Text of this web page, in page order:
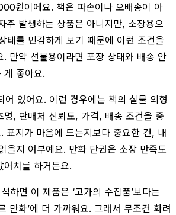
원이에요. 책은 파손이나 오배송이 아
주 발생하는 상품은 아니지만, 소장용으
태를 민감하게 보기 때문에 이런 조건을
. 만약 선물용이라면 포장 상태와 배송 안
게 좋아요.
어 있어요. 이런 경우에는 책의 실물 외형
명, 판매처 신뢰도, 가격, 배송 조건을 중
표지가 마음에 드는지보다 중요한 건, 내
을지 여부예요. 만화 단권은 소장 만족도
치를 하거든요.
하면 이 제품은 ‘고가의 수집품’보다는
만화’에 더 가까워요. 그래서 무조건 화려